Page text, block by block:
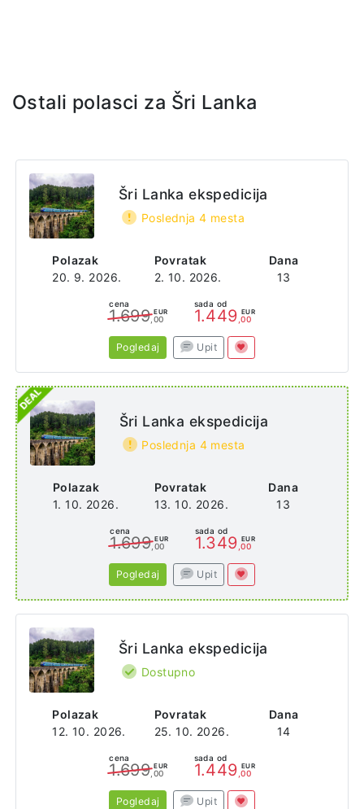
Ostali polasci za Šri Lanka
Polazak
20. 9. 2026.
Povratak
2. 10. 2026.
Dana
13
Šri Lanka ekspedicija
Poslednja 4 mesta
cena
1.699 EUR
,00
sada od
1.449 EUR
,00
Pogledaj Upit
Polazak
1. 10. 2026.
Povratak
13. 10. 2026.
Dana
13
Šri Lanka ekspedicija
Poslednja 4 mesta
cena
1.699 EUR
,00
sada od
1.349 EUR
,00
Pogledaj Upit
Polazak
12. 10. 2026.
Povratak
25. 10. 2026.
Dana
14
Šri Lanka ekspedicija
Dostupno
cena
1.699 EUR
,00
sada od
1.449 EUR
,00
Pogledaj Upit